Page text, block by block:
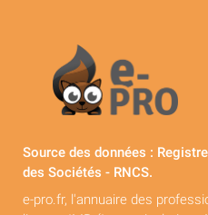
Source des données :
des Sociétés - RNCS.
e-pro.fr, l'annuaire des